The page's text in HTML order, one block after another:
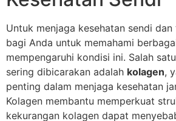
Untuk menjaga kesehatan sendi
bagi Anda untuk memahami
mempengaruhi kondisi ini. Salah
sering dibicarakan adalah kolagen,
penting dalam menjaga kesehatan
Kolagen membantu memperkuat
kekurangan kolagen dapat